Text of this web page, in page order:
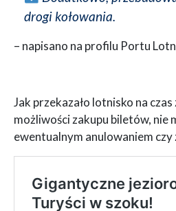
drogi kołowania.
– napisano na profilu Portu
Jak przekazało lotnisko na czas
możliwości zakupu biletów, nie
ewentualnym anulowaniem